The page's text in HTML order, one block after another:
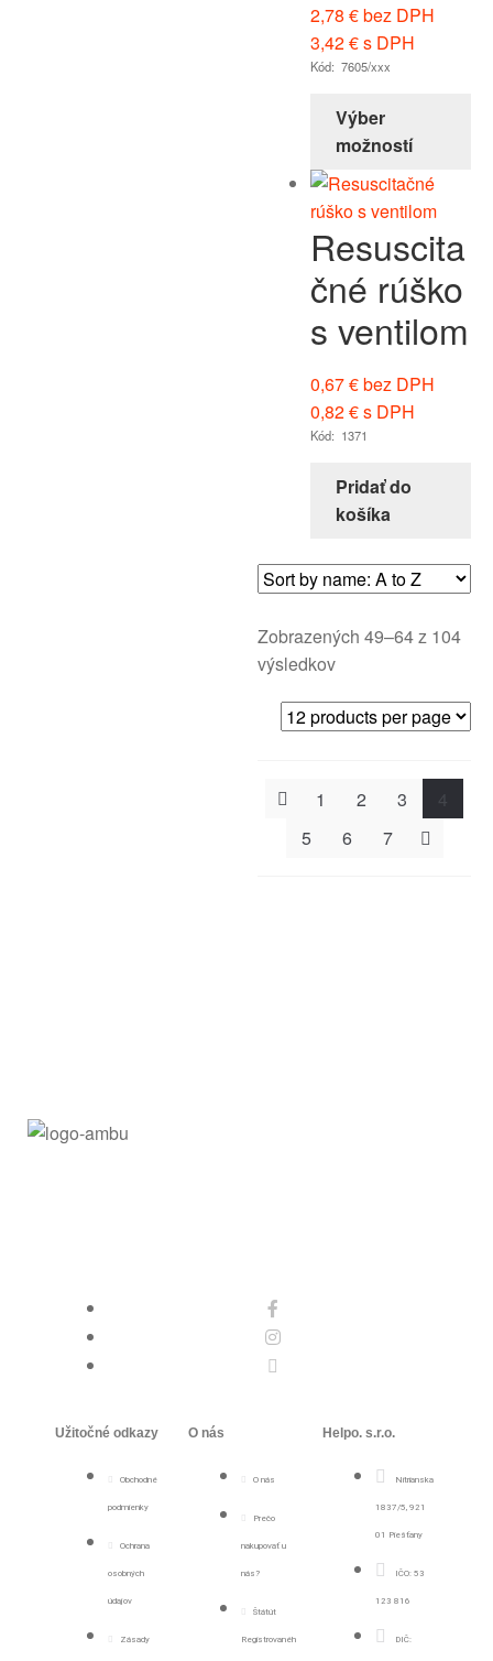
2,78 €bez DPH
3,42€s DPH
Kód: 7605/xxx
Výber
možností
Resuscita
čné rúško
s ventilom
0,67€bez DPH
0,82€s DPH
Kód: 1371
Pridať do
košíka
Zobrazených 49–64 z 104
výsledkov
1 2 3
4
5
6 7
Užitočné odkazy
Obchodné
podmienky
Ochrana
osobných
údajov
Zásady
O nás
O nás
Prečo
nakupovať u
nás?
Štátút
Registrovanéh
Helpo. s.r.o.
Nitrianska
1837/5, 921
01 Piešťany
IČO: 53
123 816
DIČ: